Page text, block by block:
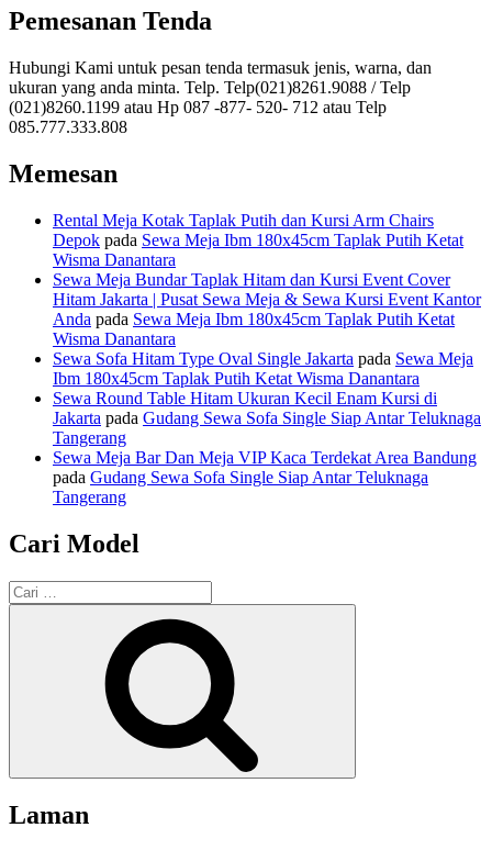
Pemesanan Tenda
Hubungi Kami untuk pesan tenda termasuk jenis, warna, dan
ukuran yang anda minta. Telp. Telp(021)8261.9088 / Telp
(021)8260.1199 atau Hp 087 -877- 520- 712 atau Telp
085.777.333.808
Memesan
Rental Meja Kotak Taplak Putih dan Kursi Arm Chairs
Depok pada Sewa Meja Ibm 180x45cm Taplak Putih Ketat
Wisma Danantara
Sewa Meja Bundar Taplak Hitam dan Kursi Event Cover
Hitam Jakarta | Pusat Sewa Meja & Sewa Kursi Event Kantor
Anda pada Sewa Meja Ibm 180x45cm Taplak Putih Ketat
Wisma Danantara
Sewa Sofa Hitam Type Oval Single Jakarta pada Sewa Meja
Ibm 180x45cm Taplak Putih Ketat Wisma Danantara
Sewa Round Table Hitam Ukuran Kecil Enam Kursi di
Jakarta pada Gudang Sewa Sofa Single Siap Antar Teluknaga
Tangerang
Sewa Meja Bar Dan Meja VIP Kaca Terdekat Area Bandung
pada Gudang Sewa Sofa Single Siap Antar Teluknaga
Tangerang
Cari Model
Pencarian
untuk:
Laman